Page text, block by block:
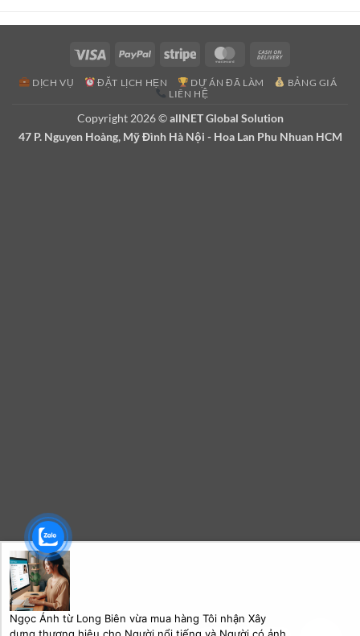
Visa PayPal Stripe MasterCard
Delivery
DỊCH VỤ ĐẶT LỊCH HẸN DỰ ÁN ĐÃ LÀM
BẢNG GIÁ
LIÊN HỆ
Copyright 2026 ©allNET Global Solution
47 P. Nguyen Hoàng, Mỹ Đình Hà Nội - Hoa Lan Phu Nhuan HCM
Ngọc Ánh từ Long Biên vừa mua hàng Tôi nhận Xây